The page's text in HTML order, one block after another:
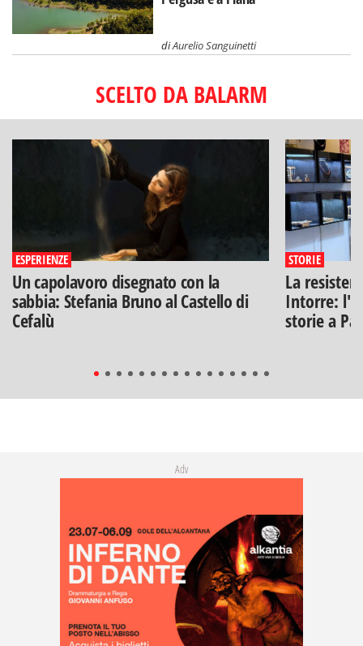
diAurelio Sanguinetti
SCELTO DA BALARM
ESPERIENZE
Un capolavoro disegnato con la
sabbia: Stefania Bruno al Castello di
Cefalù
STORIE
La
Intorre:
storie a
Adv